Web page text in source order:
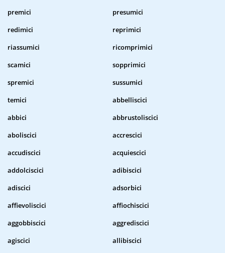
premici
presumici
redimici
reprimici
riassumici
ricomprimici
scamici
sopprimici
spremici
sussumici
temici
abbelliscici
abbici
abbrustoliscici
aboliscici
accrescici
accudiscici
acquiescici
addolciscici
adibiscici
adiscici
adsorbici
affievoliscici
affiochiscici
aggobbiscici
aggrediscici
agiscici
allibiscici